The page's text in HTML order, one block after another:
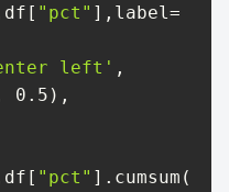
"pct" ],label=
left' ,
0.5 ),
"pct" ].cumsum(